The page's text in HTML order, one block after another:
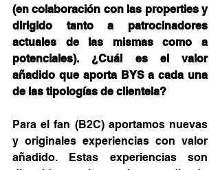
(en colaboración con las properties y
dirigido tanto a patrocinadores
actuales de las mismas como a
potenciales). ¿Cuál es el valor
añadido que aporta BYS a cada una
de las tipologías de clientela?
Para el fan (B2C) aportamos nuevas
y originales experiencias con valor
añadido. Estas experiencias son